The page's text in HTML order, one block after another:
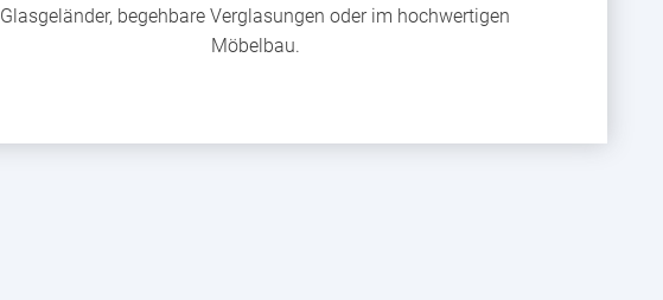
Glasgeländer, begehbare Verglasungen oder im hochwertigen
Möbelbau.